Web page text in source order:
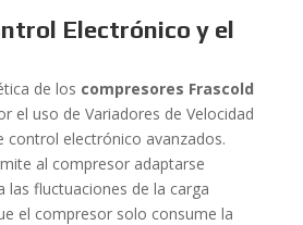
Electrónico y el
de los compresores Frascold
el uso de Variadores de Velocidad
control electrónico avanzados.
al compresor adaptarse
las fluctuaciones de la carga
el compresor solo consume la